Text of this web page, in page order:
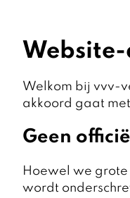
Welkom bij vvv-
akkoord gaat
Geen
Hoewel we
wordt